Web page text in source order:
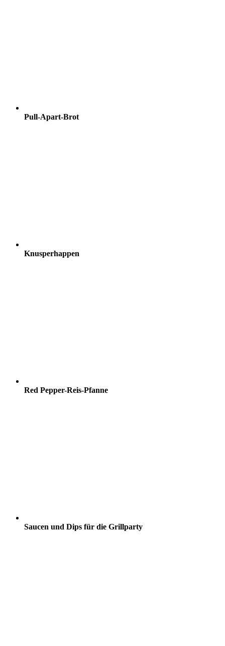
Pull-Apart-Brot
Knusperhappen
Red Pepper-Reis-Pfanne
Saucen und Dips für die Grillparty